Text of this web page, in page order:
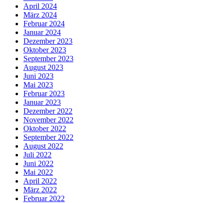
April 2024
März 2024
Februar 2024
Januar 2024
Dezember 2023
Oktober 2023
September 2023
August 2023
Juni 2023
Mai 2023
Februar 2023
Januar 2023
Dezember 2022
November 2022
Oktober 2022
September 2022
August 2022
Juli 2022
Juni 2022
Mai 2022
April 2022
März 2022
Februar 2022